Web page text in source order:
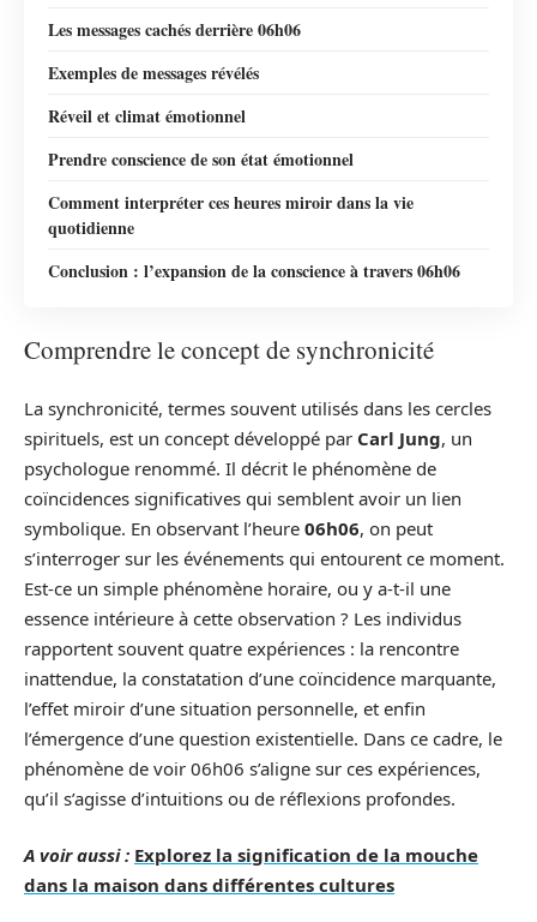
Les messages cachés derrière 06h06
Exemples de messages révélés
Réveil et climat émotionnel
Prendre conscience de son état émotionnel
Comment interpréter ces heures miroir dans la vie
quotidienne
Conclusion : l’expansion de la conscience à travers 06h06
Comprendre le concept de synchronicité
La synchronicité, termes souvent utilisés dans les cercles
spirituels, est un concept développé par Carl Jung, un
psychologue renommé. Il décrit le phénomène de
coïncidences significatives qui semblent avoir un lien
symbolique. En observant l’heure 06h06, on peut
s’interroger sur les événements qui entourent ce moment.
Est-ce un simple phénomène horaire, ou y a-t-il une
essence intérieure à cette observation ? Les individus
rapportent souvent quatre expériences : la rencontre
inattendue, la constatation d’une coïncidence marquante,
l’effet miroir d’une situation personnelle, et enfin
l’émergence d’une question existentielle. Dans ce cadre, le
phénomène de voir 06h06 s’aligne sur ces expériences,
qu’il s’agisse d’intuitions ou de réflexions profondes.
A voir aussi : Explorez la signification de la mouche
dans la maison dans différentes cultures